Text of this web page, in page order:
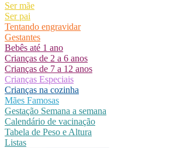
Ser mãe
Ser pai
Tentando engravidar
Gestantes
Bebês até 1 ano
Crianças de 2 a 6 anos
Crianças de 7 a 12 anos
Crianças Especiais
Crianças na cozinha
Mães Famosas
Gestação Semana a semana
Calendário de vacinação
Tabela de Peso e Altura
Listas